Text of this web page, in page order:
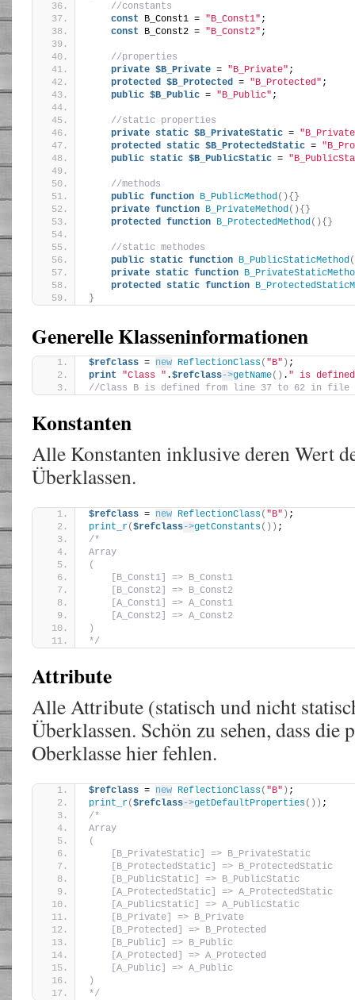
//constants
const B_Const1 = "B_Const1" ;
const B_Const2 = "B_Const2" ;
//properties
private $B_Private = "B_Private" ;
protected $B_Protected = "B_Protected" ;
public $B_Public = "B_Public" ;
//static properties
private static $B_PrivateStatic =
protected static $B_ProtectedStatic =
public static $B_PublicStatic =
//methods
public function B_PublicMethod(){}
private function B_PrivateMethod(){}
protected function B_ProtectedMethod(){}
//static methodes
public static function B_PublicStaticMethod
private static function
protected static function
}
Generelle Klasseninformationen
$refclass = new ReflectionClass( "B" ) ;
print
"Class " .$refclass->getName() . " is
//Class B is defined from line 37 to 62 in file
Konstanten
Alle Konstanten inklusive deren Wert
Überklassen.
$refclass = new ReflectionClass( "B" ) ;
print_r($refclass->getConstants()) ;
/*
Array
(
    [B_Const1] => B_Const1
    [B_Const2] => B_Const2
    [A_Const1] => A_Const1
    [A_Const2] => A_Const2
)
*/
Attribute
Alle Attribute (statisch und nicht
Überklassen. Schön zu sehen, dass
Oberklasse hier fehlen.
$refclass = new ReflectionClass( "B" ) ;
print_r($refclass->getDefaultProperties()) ;
/*
Array
(
    [B_PrivateStatic] => B_PrivateStatic
    [B_ProtectedStatic] => B_ProtectedStatic
    [B_PublicStatic] => B_PublicStatic
    [A_ProtectedStatic] => A_ProtectedStatic
    [A_PublicStatic] => A_PublicStatic
    [B_Private] => B_Private
    [B_Protected] => B_Protected
    [B_Public] => B_Public
    [A_Protected] => A_Protected
    [A_Public] => A_Public
)
*/